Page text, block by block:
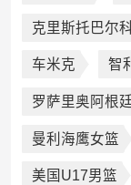
克里斯托巴尔
车米克 智
罗萨里奥阿根
曼利海鹰女篮
美国U17男篮